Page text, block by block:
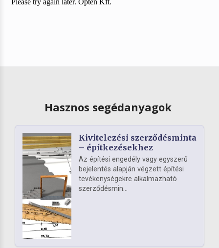
Hasznos segédanyagok
Kivitelezési szerződésminta
– építkezésekhez
Az építési engedély vagy egyszerű
bejelentés alapján végzett építési
tevékenységekre alkalmazható
szerződésmin...